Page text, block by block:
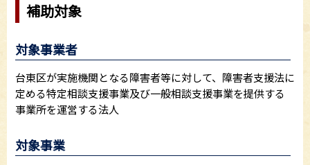
補助対象
対象事業者
台東区が実施機関となる障害者等に対して、障害者支援法に
定める特定相談支援事業及び一般相談支援事業を提供する
事業所を運営する法人
対象事業